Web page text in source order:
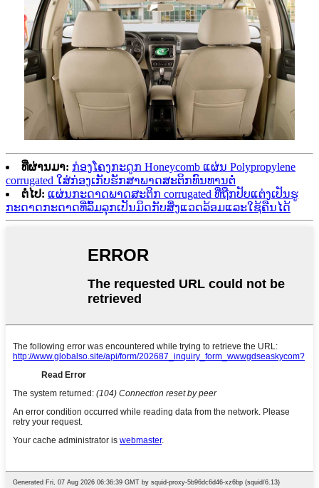
ທີ່ຜ່ານມາ: ກ່ອງໂຄງກະດູກ Honeycomb ແຜ່ນ Polypropylene
corrugated ໃສ່ກ່ອງເກັບຮັກສາພາດສະຕິກທົນທານຕໍ່
ຕໍ່ໄປ: ແຜ່ນກະດາດພາດສະຕິກ corrugated ທີ່ຖືກປັບແຕ່ງເປັນຮູ
ກະດາດກະດາດທີ່ລົ້ມລຸກເປັນມິດກັບສິ່ງແວດລ້ອມແລະໃຊ້ຄືນໄດ້